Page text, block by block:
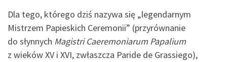
Dla tego, którego dziś nazywa się „legendarnym
Mistrzem Papieskich Ceremonii” (przyrównanie
do słynnych Magistri Caeremoniarum Papalium
z wieków XV i XVI, zwłaszcza Paride de Grassiego),